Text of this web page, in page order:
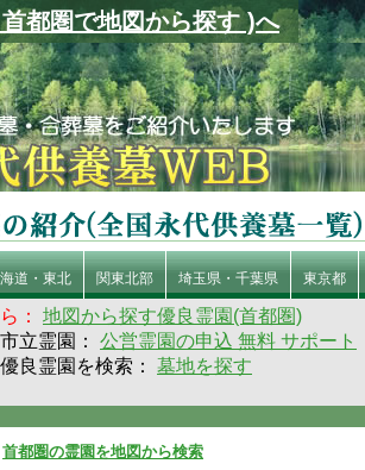
首都圏で地図から探す )へ
道・東北 関東北部 埼玉県・千葉県 東京都
：
地図から探す優良霊園(首都圏)
立霊園： 公営霊園の申込 無料 サポート
良霊園を検索： 墓地を探す
首都圏の霊園を地図から検索